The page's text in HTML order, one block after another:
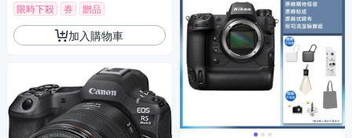
限時下殺
券 贈品
加入購物車